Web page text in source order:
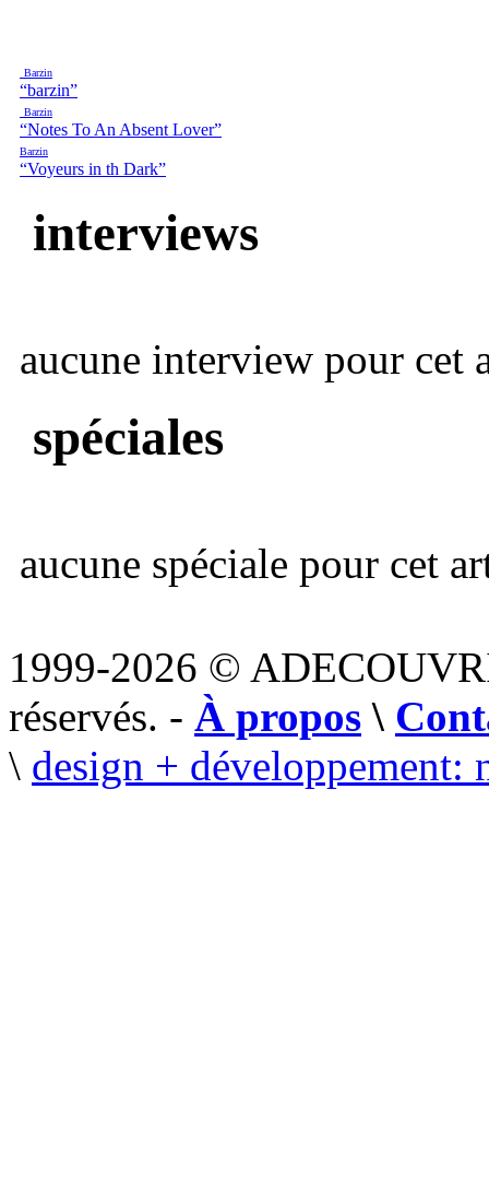
Barzin
“barzin”
Barzin
“Notes To An Absent Lover”
Barzin
“Voyeurs in th Dark”
interviews
aucune interview pour cet
spéciales
aucune spéciale pour cet
1999-2026 ©
réservés. - À propos \
\ design + développement: